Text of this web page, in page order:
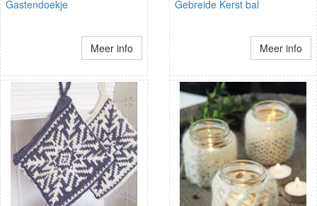
Gastendoekje
Meer info
Gebreide Kerst bal
Meer info